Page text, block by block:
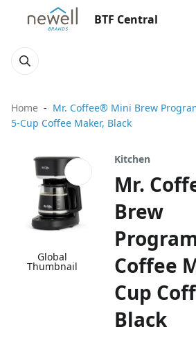
BTF Central
Home
Mr. Coffee® Mini Brew
5-Cup Coffee Maker, Black
Global
Thumbnail
Kitchen
Mr.
Brew
Coffee
Cup
Black